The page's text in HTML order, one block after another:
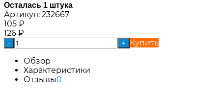
Осталась 1 штука
Артикул: 232667
105 ₽
126 ₽
- +
Купить
Обзор
Характеристики
Отзывы0